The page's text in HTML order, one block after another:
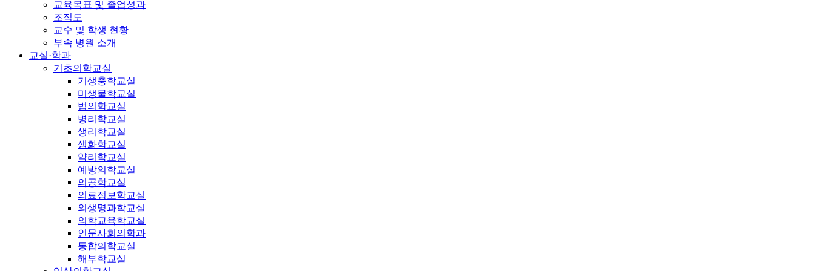
교육목표 및 졸업성과
조직도
교수 및 학생 현황
부속 병원 소개
교실·학과
기초의학교실
기생충학교실
미생물학교실
법의학교실
병리학교실
생리학교실
생화학교실
약리학교실
예방의학교실
의공학교실
의료정보학교실
의생명과학교실
의학교육학교실
인문사회의학과
통합의학교실
해부학교실